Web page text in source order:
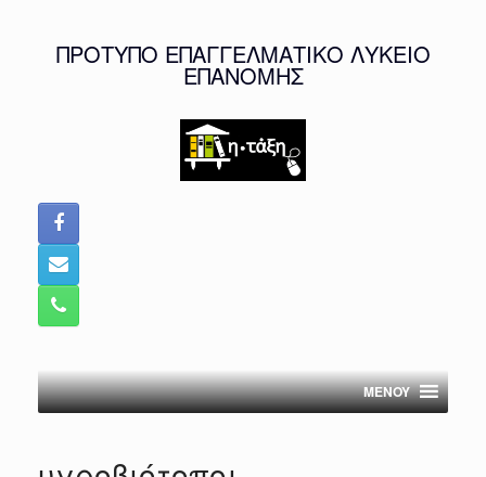
ΠΡΟΤΥΠΟ ΕΠΑΓΓΕΛΜΑΤΙΚΟ ΛΥΚΕΙΟ
ΕΠΑΝΟΜΗΣ
MENOY